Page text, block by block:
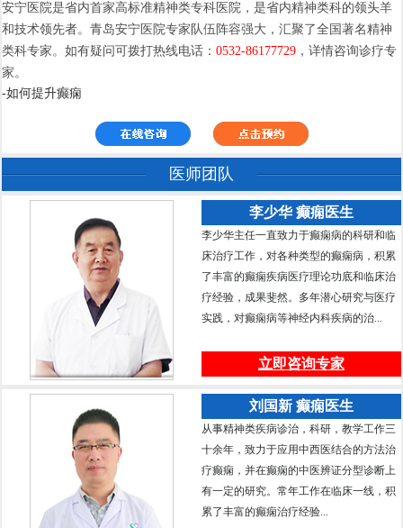
安宁医院是省内首家高标准精神类专科医院，是省内精神类科的领头羊
和技术领先者。青岛安宁医院专家队伍阵容强大，汇聚了全国著名精神
类科专家。如有疑问可拨打热线电话：0532-86177729 ，详情咨询诊疗专
家。
-如何提升癫痫
医师团队
李少华 癫痫医生
李少华主任一直致力于癫痫病的科研和临
床治疗工作，对各种类型的癫痫病，积累
了丰富的癫痫疾病医疗理论功底和临床治
疗经验，成果斐然。多年潜心研究与医疗
实践，对癫痫病等神经内科疾病的治...
立即咨询专家
刘国新 癫痫医生
从事精神类疾病诊治，科研，教学工作三
十余年，致力于应用中西医结合的方法治
疗癫痫，并在癫痫的中医辨证分型诊断上
有一定的研究。常年工作在临床一线，积
累了丰富的癫痫治疗经验...